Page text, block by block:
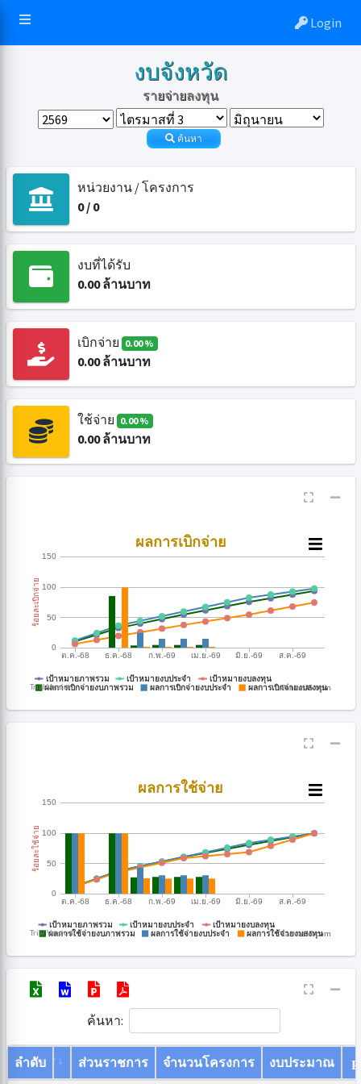
Login
งบจังหวัด
รายจ่ายลงทุน
ค้นหา
หน่วยงาน / โครงการ
0/ 0
งบที่ได้รับ
0.00ล้านบาท
เบิกจ่าย 0.00 %
0.00ล้านบาท
ใช้จ่าย 0.00 %
0.00ล้านบาท
CanvasJS.com
CanvasJS.com
ค้นหา:
ลำดับ ส่วนราชการ จำนวนโครงการ งบประมาณ